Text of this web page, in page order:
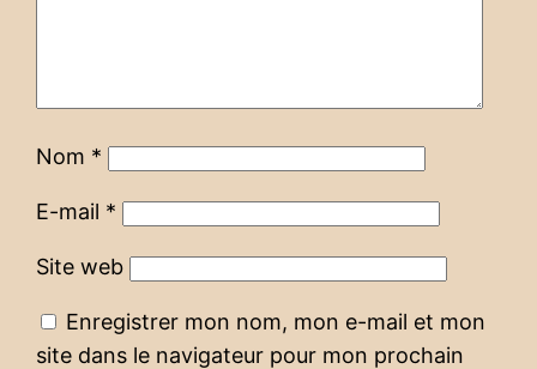
Nom *
E-mail *
Site web
Enregistrer mon nom, mon e-mail et mon
site dans le navigateur pour mon prochain